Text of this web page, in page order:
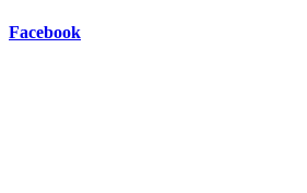
Facebook